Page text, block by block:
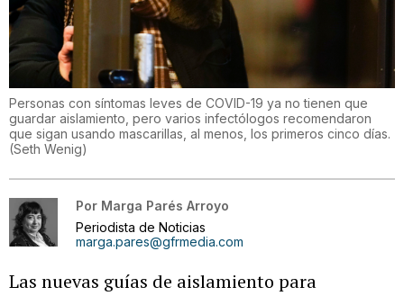
Personas con síntomas leves de COVID-19 ya no tienen que
guardar aislamiento, pero varios infectólogos recomendaron
que sigan usando mascarillas, al menos, los primeros cinco días.
(Seth Wenig)
Por Marga Parés Arroyo
Periodista de Noticias
marga.pares@gfrmedia.com
Las nuevas guías de aislamiento para